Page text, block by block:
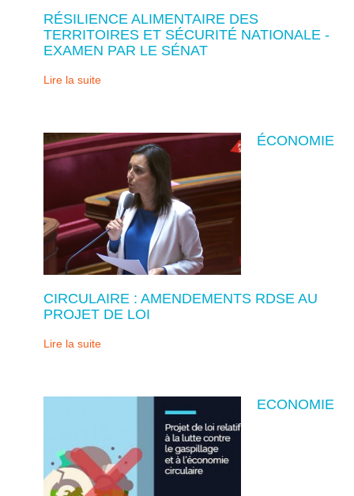
RÉSILIENCE ALIMENTAIRE DES
TERRITOIRES ET SÉCURITÉ NATIONALE -
EXAMEN PAR LE SÉNAT
Lire la suite
ÉCONOMIE
CIRCULAIRE : AMENDEMENTS RDSE AU
PROJET DE LOI
Lire la suite
ECONOMIE